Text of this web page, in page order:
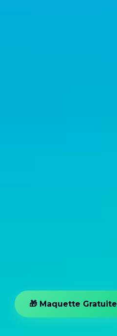
🎁 Maquette Gratuite